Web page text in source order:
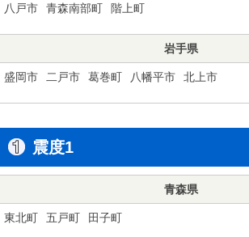
八戸市 青森南部町 階上町
岩手県
盛岡市 二戸市 葛巻町 八幡平市 北上市
震度1
青森県
東北町 五戸町 田子町